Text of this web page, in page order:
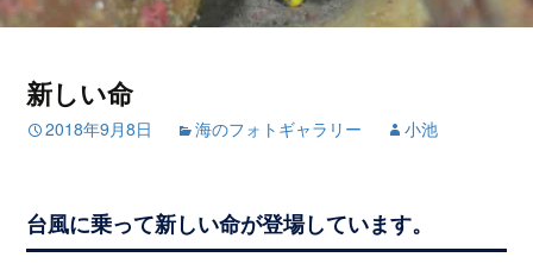
新しい命
2018年9月8日 海のフォトギャラリー 小池
台風に乗って新しい命が登場しています。